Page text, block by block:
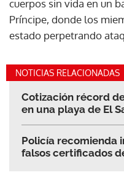
cuerpos sin vida en un
Príncipe, donde los
estado perpetrando
NOTICIAS RELACIONADAS
Cotización récord
en una playa de El
Policía recomienda
falsos certificados